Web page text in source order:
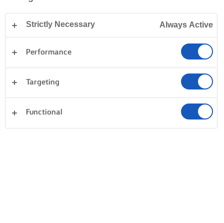
Strictly Necessary Always Active
Performance
Targeting
Functional